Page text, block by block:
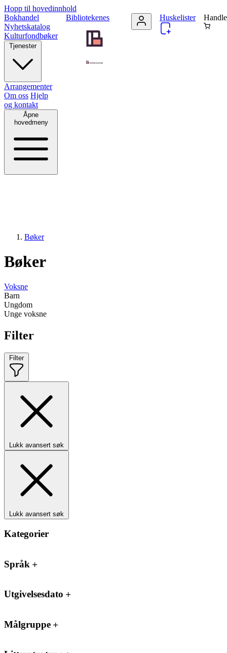
Hopp til hovedinnhold
Bibliotekenes
Bokhandel
Nyhetskatalog
Kulturfondbøker
Tjenester
Arrangementer
Om oss Hjelp
og kontakt
Åpne
hovedmeny
Huskelister
Bøker
Bøker
Voksne
Barn
Ungdom
Unge voksne
Filter
Filter
Lukk avansert søk
Lukk avansert søk
Kategorier
Språk
Utgivelsesdato
Målgruppe